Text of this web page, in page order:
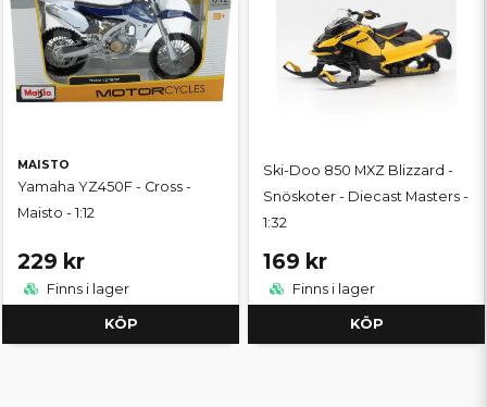
MAISTO
Yamaha YZ450F - Cross -
Maisto - 1:12
229 kr
Finns i lager
KÖP
Ski-Doo 850 MXZ Blizzard -
Snöskoter - Diecast Masters -
1:32
169 kr
Finns i lager
KÖP